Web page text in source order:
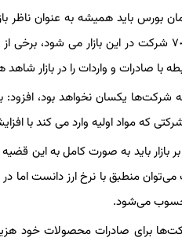
بورس باید همیشه به عنوان ناظر
سهام اکنون بازاری بسیار مثبت است که شامل حدود ٧٠٠
با صادرات و واردات را در بازار
شرکت‌ها یکسان نخواهد بود، افزود:
که مواد اولیه وارد می کند با
بازار باید به صورت کامل به این
منطبق با نرخ ارز دانست اما
می‌شود.
برای صادرات محصولات خود